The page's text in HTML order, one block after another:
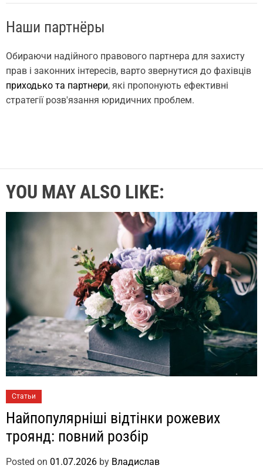
Наши партнёры
Обираючи надійного правового партнера для захисту
прав і законних інтересів, варто звернутися до фахівців
приходько та партнери, які пропонують ефективні
стратегії розв'язання юридичних проблем.
YOU MAY ALSO LIKE:
Статьи
Найпопулярніші відтінки рожевих
троянд: повний розбір
Posted on 01.07.2026 by Владислав